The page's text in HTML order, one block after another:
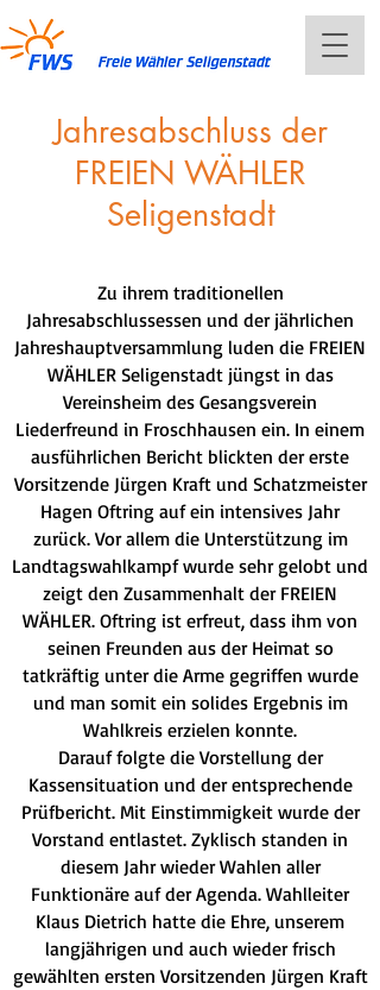
Jahresabschluss der
FREIEN WÄHLER
Seligenstadt
Zu ihrem traditionellen
Jahresabschlussessen und der jährlichen
Jahreshauptversammlung luden die FREIEN
WÄHLER Seligenstadt jüngst in das
Vereinsheim des Gesangsverein
Liederfreund in Froschhausen ein. In einem
ausführlichen Bericht blickten der erste
Vorsitzende Jürgen Kraft und Schatzmeister
Hagen Oftring auf ein intensives Jahr
zurück. Vor allem die Unterstützung im
Landtagswahlkampf wurde sehr gelobt und
zeigt den Zusammenhalt der FREIEN
WÄHLER. Oftring ist erfreut, dass ihm von
seinen Freunden aus der Heimat so
tatkräftig unter die Arme gegriffen wurde
und man somit ein solides Ergebnis im
Wahlkreis erzielen konnte.
Darauf folgte die Vorstellung der
Kassensituation und der entsprechende
Prüfbericht. Mit Einstimmigkeit wurde der
Vorstand entlastet. Zyklisch standen in
diesem Jahr wieder Wahlen aller
Funktionäre auf der Agenda. Wahlleiter
Klaus Dietrich hatte die Ehre, unserem
langjährigen und auch wieder frisch
gewählten ersten Vorsitzenden Jürgen Kraft